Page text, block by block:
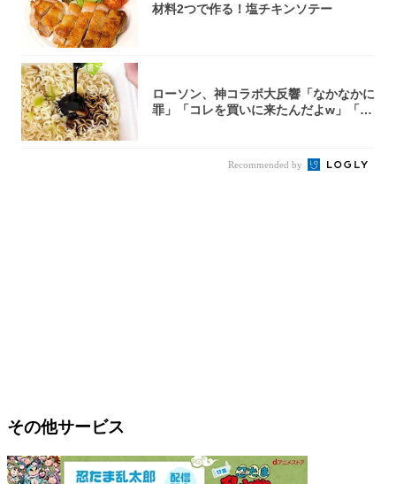
材料2つで作る！塩チキンソテー
ローソン、神コラボ大反響「なかなかに
罪」「コレを買いに来たんだよw」「３
Recommended by
その他サービス